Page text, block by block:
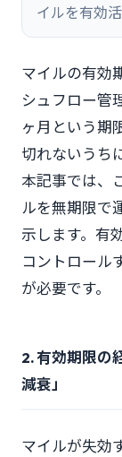
イルを有効
マイルの有効
シュフロー管
ヶ月という期
切れないうち
本記事では、
ルを無期限で
示します。有
コントロール
が必要です。
2. 有効期限の
減衰」
マイルが失効